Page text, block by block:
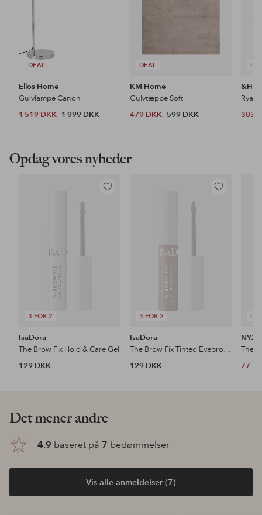
DEAL
Ellos Home
Gulvlampe Canon
1 519 DKK 1 999 DKK
DEAL
KM Home
Gulvtæppe Soft
479 DKK 599 DKK
303
Opdag vores nyheder
3 FOR 2
Tilføj
IsaDora
The Brow Fix Hold & Care Gel
129 DKK
3 FOR 2
Tilføj
IsaDora
The Brow Fix Tinted Eyebrow Gel
129 DKK
NYX
The
77
Det mener andre
4.9 baseret på 7 bedømmelser
Vis alle anmeldelser (7)